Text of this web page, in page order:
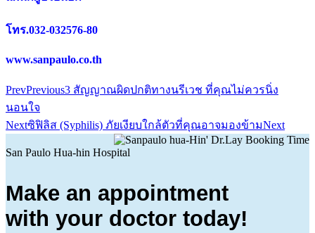
โทร.032-032576-80
www.sanpaulo.co.th
PrevPrevious3 สัญญาณผิดปกติทางนรีเวช ที่คุณไม่ควรนิ่ง
นอนใจ
Nextซิฟิลิส (Syphilis) ภัยเงียบใกล้ตัวที่คุณอาจมองข้ามNext
San Paulo Hua-hin Hospital
Make an appointment
with your doctor today!